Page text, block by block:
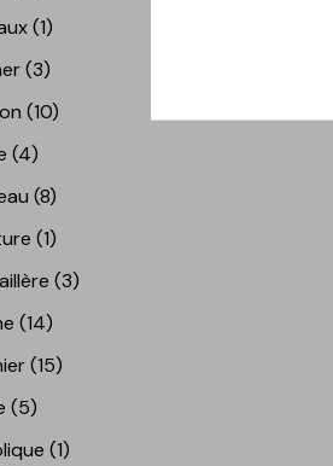
(1)
(3)
(10)
(4)
(8)
(1)
(3)
(14)
(15)
(5)
(1)